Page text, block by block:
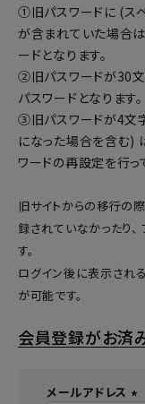
①旧パスワードに (ス
が含まれていた場合
ードとなります。
②旧パスワードが30
パスワードとなります。
③旧パスワードが4文
になった場合を含む)
ワードの再設定を行っ
旧サイトからの移行の
録されていなかったり
す。
ログイン後に表示され
が可能です。
会員登録がお済
メールアドレス